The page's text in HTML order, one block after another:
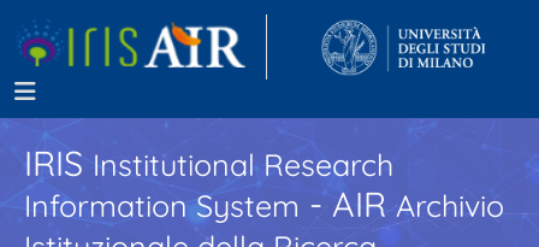
IRISInstitutional Research
Information System - AIR Archivio